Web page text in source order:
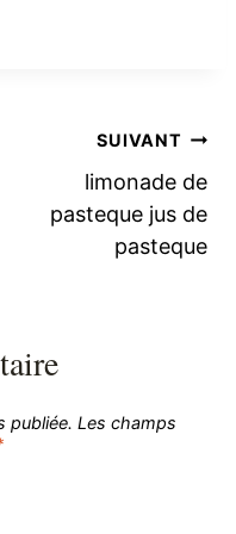
SUIVANT
limonade de
pasteque jus de
pasteque
publiée. Les champs